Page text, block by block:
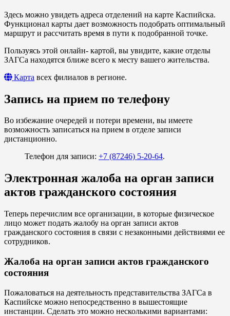
Здесь можно увидеть адреса отделений на карте Каспийска.
Функционал карты дает возможность подобрать оптимальный
маршрут и рассчитать время в пути к подобранной точке.
Пользуясь этой онлайн- картой, вы увидите, какие отделы
ЗАГСа находятся ближе всего к месту вашего жительства.
Карта всех филиалов в регионе.
Запись на прием по телефону
Во избежание очередей и потери времени, вы имеете
возможность записаться на прием в отделе записи
дистанционно.
Телефон для записи: +7 (87246) 5-20-64.
Электронная жалоба на орган записи
актов гражданского состояния
Теперь перечислим все организации, в которые физическое
лицо может подать жалобу на орган записи актов
гражданского состояния в связи с незаконными действиями ее
сотрудников.
Жалоба на орган записи актов гражданского
состояния
Пожаловаться на деятельность представительства ЗАГСа в
Каспийске можно непосредственно в вышестоящие
инстанции. Сделать это можно несколькими вариантами: